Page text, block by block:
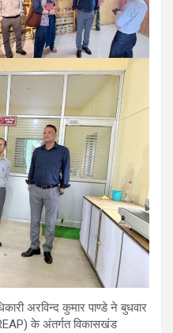
अरविन्द कुमार पाण्डे ने बुधवार
के अंतर्गत विकासखंड